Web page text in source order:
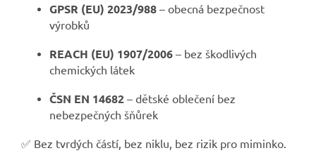
GPSR (EU) 2023/988 – obecná bezpečnost
výrobků
REACH (EU) 1907/2006 – bez škodlivých
chemických látek
ČSN EN 14682 – dětské oblečení bez
nebezpečných šňůrek
✅ Bez tvrdých částí, bez niklu, bez rizik pro miminko.